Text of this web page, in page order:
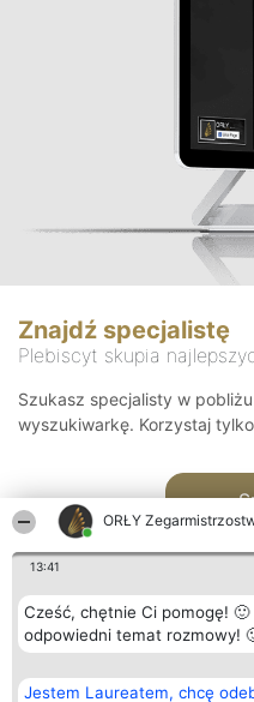
ORŁY
13:41
Cześć, chętnie Ci pomogę!
odpowiedni temat rozmowy!
Jestem Laureatem, chcę
Znajdź specjalistę
Plebiscyt skupia
Szukasz specjalisty w
wyszukiwarkę. Korzystaj
Organizator plebiscytu
Bright Side Solutions sp. z o.